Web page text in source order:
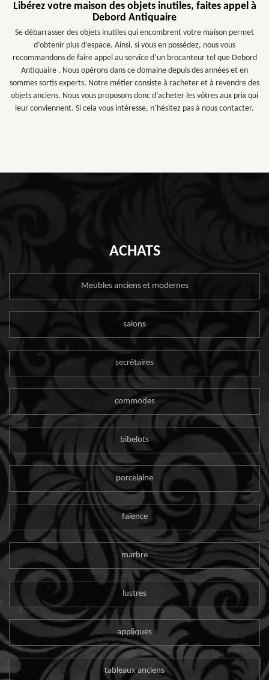
Libérez votre maison des objets inutiles, faites appel à
Debord Antiquaire
Se débarrasser des objets inutiles qui encombrent votre maison permet
d’obtenir plus d’espace. Ainsi, si vous en possédez, nous vous
recommandons de faire appel au service d’un brocanteur tel que Debord
Antiquaire . Nous opérons dans ce domaine depuis des années et en
sommes sortis experts. Notre métier consiste à racheter et à revendre des
objets anciens. Nous vous proposons donc d’acheter les vôtres aux prix qui
leur conviennent. Si cela vous intéresse, n’hésitez pas à nous contacter.
ACHATS
Meubles anciens et modernes
salons
secrétaires
commodes
bibelots
porcelaine
faïence
marbre
lustres
appliques
tableaux anciens